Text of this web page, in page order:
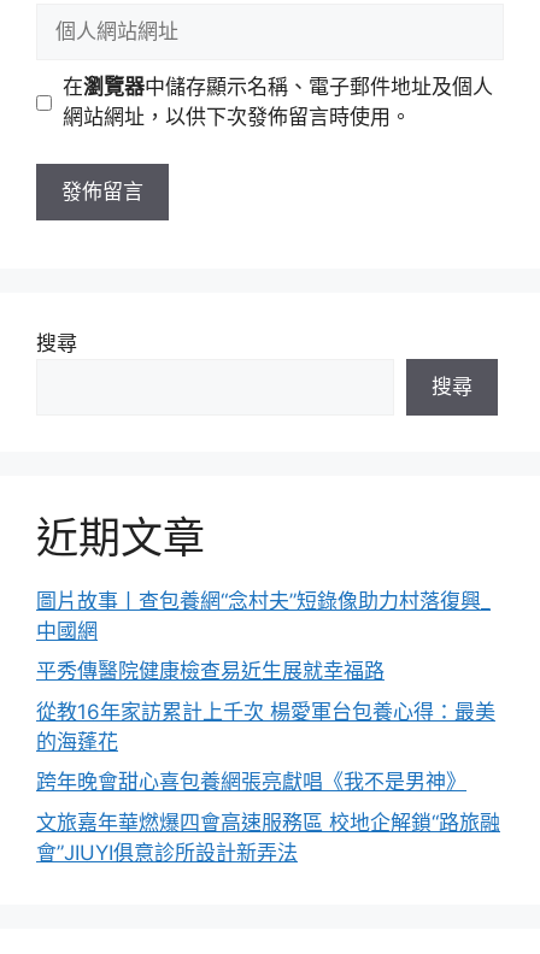
址
站
址
在瀏覽器中儲存顯示名稱、電子郵件地址及個人
網站網址，以供下次發佈留言時使用。
搜尋
搜尋
近期文章
圖片故事丨查包養網“念村夫”短錄像助力村落復興_
中國網
平秀傳醫院健康檢查易近生展就幸福路
從教16年家訪累計上千次 楊愛軍台包養心得：最美
的海蓬花
跨年晚會甜心喜包養網張亮獻唱《我不是男神》
文旅嘉年華燃爆四會高速服務區 校地企解鎖“路旅融
會”JIUYI俱意診所設計新弄法